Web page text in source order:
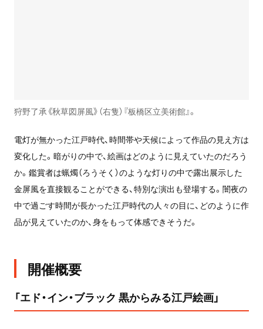
狩野了承《秋草図屏風》（右隻）『板橋区立美術館』。
電灯が無かった江戸時代、時間帯や天候によって作品の見え方は
変化した。暗がりの中で、絵画はどのように見えていたのだろう
か。鑑賞者は蝋燭（ろうそく）のような灯りの中で露出展示した
金屏風を直接観ることができる、特別な演出も登場する。闇夜の
中で過ごす時間が長かった江戸時代の人々の目に、どのように作
品が見えていたのか、身をもって体感できそうだ。
開催概要
「エド・イン・ブラック 黒からみる江戸絵画」